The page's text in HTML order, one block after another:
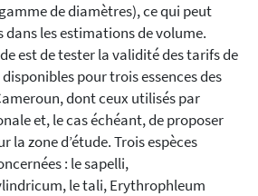
de diamètres), ce qui peut
dans les estimations de volume.
est de tester la validité des tarifs de
pour trois essences des
dont ceux utilisés par
et, le cas échéant, de proposer
la zone d’étude. Trois espèces
: le sapelli,
le tali, Erythrophleum